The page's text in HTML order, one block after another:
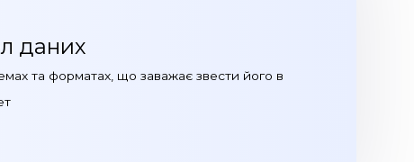
даних
та форматах, що заважає звести його в